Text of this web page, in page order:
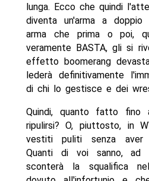
lunga. Ecco che quindi
diventa un'arma a
arma che prima o poi,
veramente BASTA, gli si
effetto boomerang
lederà definitivamente
di chi lo gestisce e dei
Quindi, quanto fatto
ripulirsi? O, piuttosto, in
vestiti puliti senza
Quanti di voi sanno, ad
sconterà la squalifica